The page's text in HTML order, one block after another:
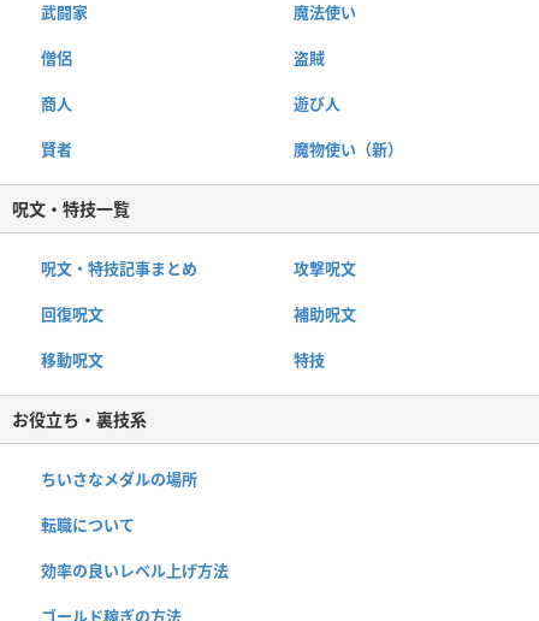
武闘家 魔法使い
僧侶 盗賊
商人 遊び人
賢者 魔物使い（新）
呪文・特技一覧
呪文・特技記事まとめ 攻撃呪文
回復呪文 補助呪文
移動呪文 特技
お役立ち・裏技系
ちいさなメダルの場所
転職について
効率の良いレベル上げ方法
ゴールド稼ぎの方法